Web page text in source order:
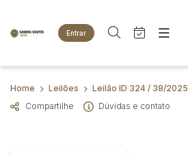
Entrar
Criar conta Entrar
Site
Agenda
Quem Somos
Busca por palavra-chave
Quem Somos
Home Leilões Leilão ID 324 / 38/2025
Compartilhe
Dúvidas e contato